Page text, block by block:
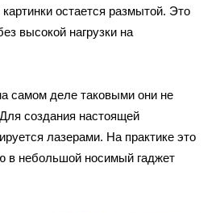
остается размытой. Это
высокой нагрузки на
самом деле таковыми они не
создания настоящей
лазерами. На практике это
в небольшой носимый гаджет